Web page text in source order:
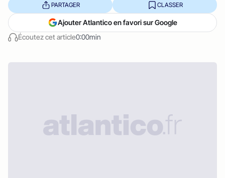
Écoutez cet article0:00min
PARTAGER CLASSER
Ajouter Atlantico en favori sur Google